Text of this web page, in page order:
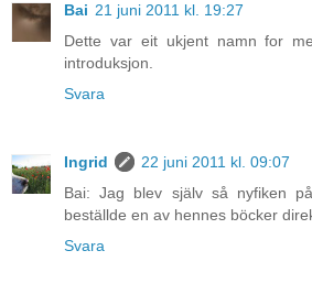
Bai 21 juni 2011 kl. 19:27
Dette var eit ukjent namn for
introduksjon.
Svara
Ingrid
22 juni 2011 kl. 09:07
Bai: Jag blev själv så nyfiken
beställde en av hennes böcker
Svara